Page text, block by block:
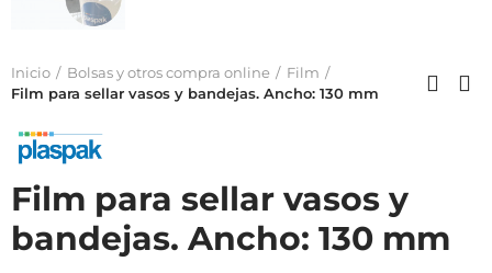
Inicio Bolsas y otros compra online
Film
Film para sellar vasos y bandejas. Ancho: 130 mm
Film para sellar vasos y
bandejas. Ancho: 130 mm